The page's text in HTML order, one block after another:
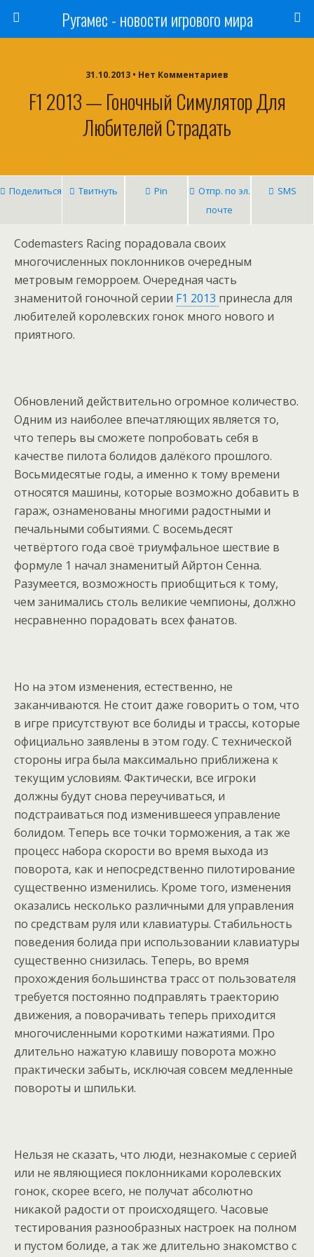
Ругамес - новости игрового мира
31.10.2013 • Нет Комментариев
F1 2013 — Гоночный Симулятор Для
Любителей Страдать
Поделиться Твитнуть Pin
Отпр. по эл.
почте
SMS
Codemasters Racing порадовала своих
многочисленных поклонников очередным
метровым геморроем. Очередная часть
знаменитой гоночной серии F1 2013 принесла для
любителей королевских гонок много нового и
приятного.
Обновлений действительно огромное количество.
Одним из наиболее впечатляющих является то,
что теперь вы сможете попробовать себя в
качестве пилота болидов далёкого прошлого.
Восьмидесятые годы, а именно к тому времени
относятся машины, которые возможно добавить в
гараж, ознаменованы многими радостными и
печальными событиями. С восемьдесят
четвёртого года своё триумфальное шествие в
формуле 1 начал знаменитый Айртон Сенна.
Разумеется, возможность приобщиться к тому,
чем занимались столь великие чемпионы, должно
несравненно порадовать всех фанатов.
Но на этом изменения, естественно, не
заканчиваются. Не стоит даже говорить о том, что
в игре присутствуют все болиды и трассы, которые
официально заявлены в этом году. С технической
стороны игра была максимально приближена к
текущим условиям. Фактически, все игроки
должны будут снова переучиваться, и
подстраиваться под изменившееся управление
болидом. Теперь все точки торможения, а так же
процесс набора скорости во время выхода из
поворота, как и непосредственно пилотирование
существенно изменились. Кроме того, изменения
оказались несколько различными для управления
по средствам руля или клавиатуры. Стабильность
поведения болида при использовании клавиатуры
существенно снизилась. Теперь, во время
прохождения большинства трасс от пользователя
требуется постоянно подправлять траекторию
движения, а поворачивать теперь приходится
многочисленными короткими нажатиями. Про
длительно нажатую клавишу поворота можно
практически забыть, исключая совсем медленные
повороты и шпильки.
Нельзя не сказать, что люди, незнакомые с серией
или не являющиеся поклонниками королевских
гонок, скорее всего, не получат абсолютно
никакой радости от происходящего. Часовые
тестирования разнообразных настроек на полном
и пустом болиде, а так же длительно знакомство с